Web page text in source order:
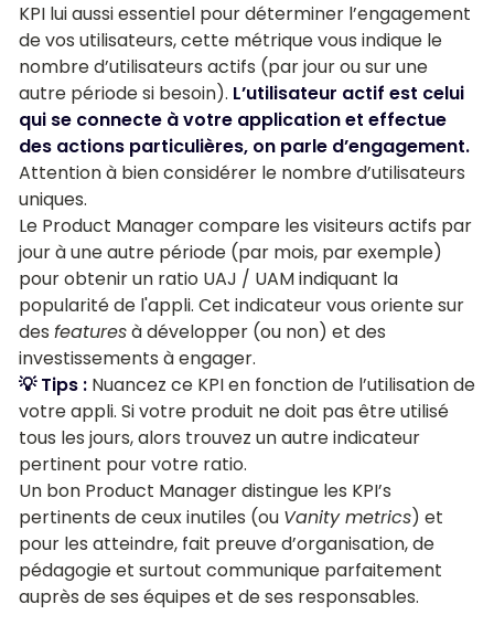
KPI lui aussi essentiel pour déterminer l’engagement
de vos utilisateurs, cette métrique vous indique le
nombre d’utilisateurs actifs (par jour ou sur une
autre période si besoin). L’utilisateur actif est celui
qui se connecte à votre application et effectue
des actions particulières, on parle d’engagement.
Attention à bien considérer le nombre d’utilisateurs
uniques.
Le Product Manager compare les visiteurs actifs par
jour à une autre période (par mois, par exemple)
pour obtenir un ratio UAJ / UAM indiquant la
popularité de l'appli. Cet indicateur vous oriente sur
des featuresà développer (ou non) et des
investissements à engager.
💡 Tips : Nuancez ce KPI en fonction de l’utilisation de
votre appli. Si votre produit ne doit pas être utilisé
tous les jours, alors trouvez un autre indicateur
pertinent pour votre ratio.
Un bon Product Manager distingue les KPI’s
pertinents de ceux inutiles (ou Vanity metrics) et
pour les atteindre, fait preuve d’organisation, de
pédagogie et surtout communique parfaitement
auprès de ses équipes et de ses responsables.